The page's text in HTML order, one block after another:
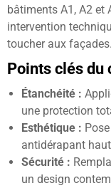
bâtiments A1, A2 et
intervention
toucher aux façades.
Points clés du
Étanchéité :
une protection
Esthétique :
antidérapant
Sécurité :
un design